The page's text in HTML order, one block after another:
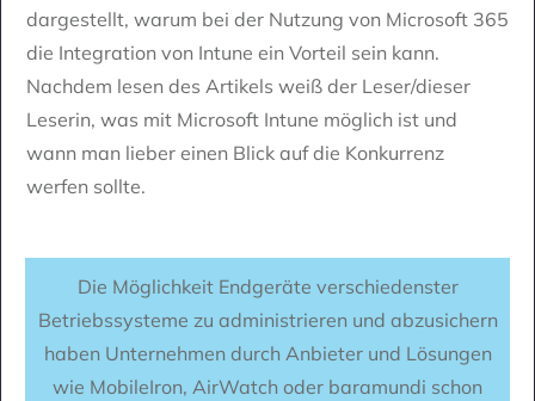
dargestellt, warum bei der Nutzung von Microsoft 365
die Integration von Intune ein Vorteil sein kann.
Nachdem lesen des Artikels weiß der Leser/dieser
Leserin, was mit Microsoft Intune möglich ist und
wann man lieber einen Blick auf die Konkurrenz
werfen sollte.
Die Möglichkeit Endgeräte verschiedenster
Betriebssysteme zu administrieren und abzusichern
haben Unternehmen durch Anbieter und Lösungen
wie MobileIron, AirWatch oder baramundi schon